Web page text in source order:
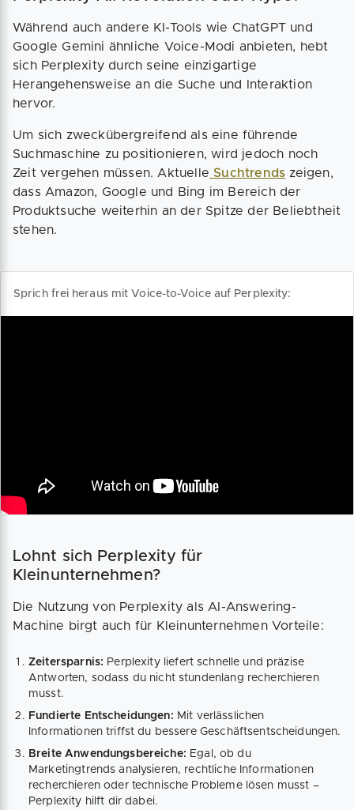
Während auch andere KI-Tools wie ChatGPT und
Google Gemini ähnliche Voice-Modi anbieten, hebt
sich Perplexity durch seine einzigartige
Herangehensweise an die Suche und Interaktion
hervor.
Um sich zweckübergreifend als eine führende
Suchmaschine zu positionieren, wird jedoch noch
Zeit vergehen müssen. Aktuelle Suchtrends zeigen,
dass Amazon, Google und Bing im Bereich der
Produktsuche weiterhin an der Spitze der Beliebtheit
stehen.
Sprich frei heraus mit Voice-to-Voice auf Perplexity:
Lohnt sich Perplexity für
Kleinunternehmen?
Die Nutzung von Perplexity als AI-Answering-
Machine birgt auch für Kleinunternehmen Vorteile:
Zeitersparnis: Perplexity liefert schnelle und präzise
Antworten, sodass du nicht stundenlang recherchieren
musst.
Fundierte Entscheidungen: Mit verlässlichen
Informationen triffst du bessere Geschäftsentscheidungen.
Breite Anwendungsbereiche: Egal, ob du
Marketingtrends analysieren, rechtliche Informationen
recherchieren oder technische Probleme lösen musst –
Perplexity hilft dir dabei.